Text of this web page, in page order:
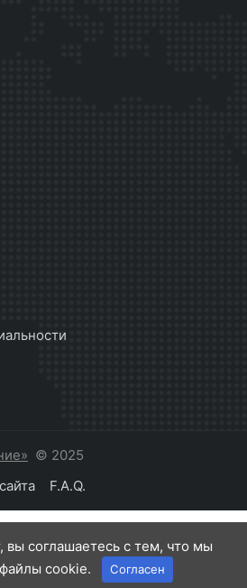
© 2025
F.A.Q.
вы соглашаетесь с тем, что мы
cookie.
Согласен